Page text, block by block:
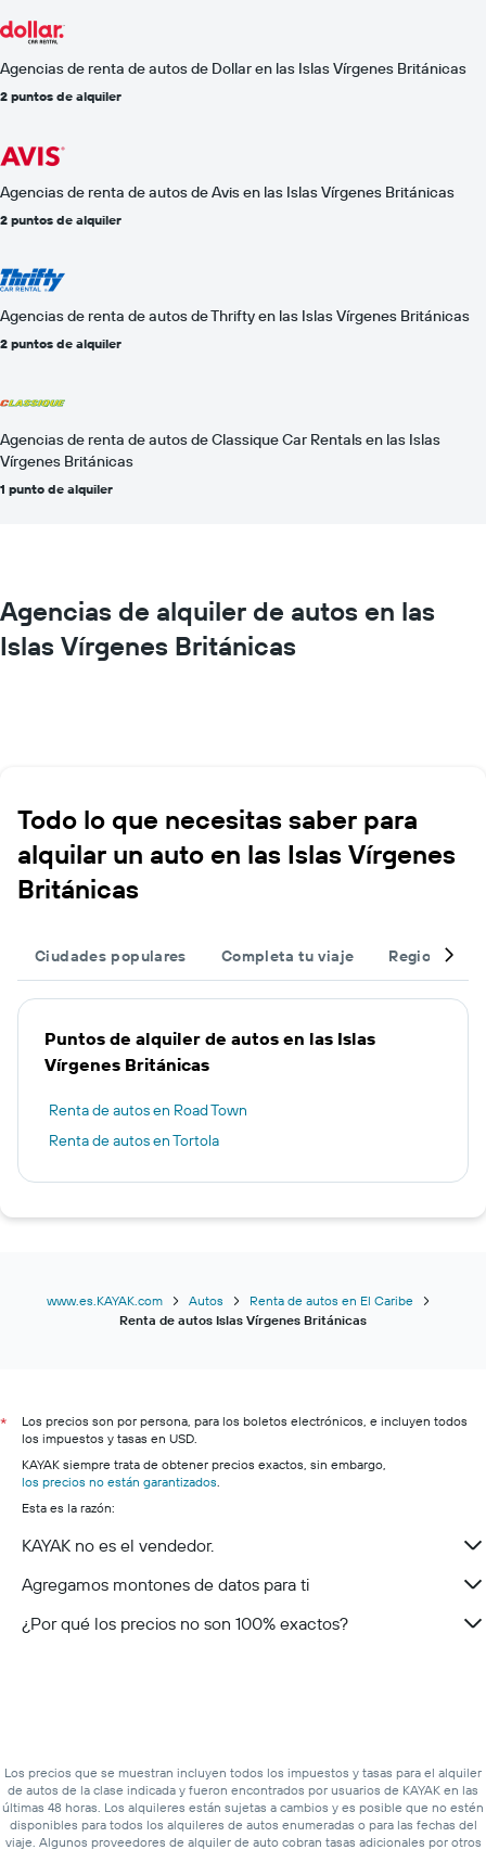
Agencias de renta de autos de Dollar en las Islas Vírgenes Británicas
2 puntos de alquiler
Agencias de renta de autos de Avis en las Islas Vírgenes Británicas
2 puntos de alquiler
Agencias de renta de autos de Thrifty en las Islas Vírgenes Británicas
2 puntos de alquiler
Agencias de renta de autos de Classique Car Rentals en las Islas
Vírgenes Británicas
1 punto de alquiler
Agencias de alquiler de autos en las
Islas Vírgenes Británicas
Todo lo que necesitas saber para
alquilar un auto en las Islas Vírgenes
Británicas
Ciudades populares Completa tu viaje Regiones
Puntos de alquiler de autos en las Islas
Vírgenes Británicas
Renta de autos en Road Town
Renta de autos en Tortola
www.es.KAYAK.com Autos
Renta de autos en El Caribe
Renta de autos Islas Vírgenes Británicas
*
Los precios son por persona, para los boletos electrónicos, e incluyen todos
los impuestos y tasas en USD.
KAYAK siempre trata de obtener precios exactos, sin embargo,
los precios no están garantizados
Esta es la razón:
KAYAK no es el vendedor.
Agregamos montones de datos para ti
¿Por qué los precios no son 100% exactos?
Los precios que se muestran incluyen todos los impuestos y tasas para el alquiler
de autos de la clase indicada y fueron encontrados por usuarios de KAYAK en las
últimas 48 horas. Los alquileres están sujetas a cambios y es posible que no estén
disponibles para todos los alquileres de autos enumeradas o para las fechas del
viaje. Algunos proveedores de alquiler de auto cobran tasas adicionales por otros